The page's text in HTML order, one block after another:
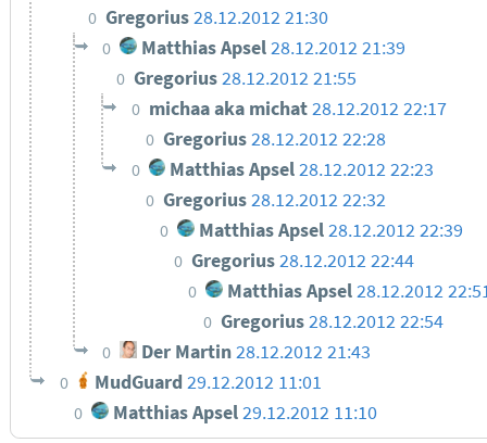
0 Gregorius28.12.2012 21:30
0 Matthias Apsel28.12.2012 21:39
0 Gregorius28.12.2012 21:55
0 michaa aka michat28.12.2012 22:17
0 Gregorius28.12.2012 22:28
0 Matthias Apsel28.12.2012 22:23
0 Gregorius28.12.2012 22:32
0 Matthias Apsel28.12.2012 22:39
0 Gregorius28.12.2012 22:44
0 Matthias Apsel28.12.2012
0 Gregorius28.12.2012 22:54
0 Der Martin28.12.2012 21:43
0 MudGuard 29.12.2012 11:01
0 Matthias Apsel 29.12.2012 11:10